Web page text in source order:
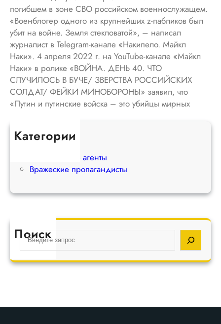
погибшем в зоне СВО российском военнослужащем.
«Военблогер одного из крупнейших z-пабликов был
убит на войне. Земля стекловатой», – написал
журналист в Telegram-канале «Накипело. Майкл
Наки». 4 апреля 2022 г. на YouTube-канале «Майкл
Наки» в ролике «ВОЙНА. ДЕНЬ 40. ЧТО
СЛУЧИЛОСЬ В БУЧЕ/ ЗВЕРСТВА РОССИЙСКИХ
СОЛДАТ/ ФЕЙКИ МИНОБОРОНЫ» заявил, что
«Путин и путинские войска – это убийцы мирных
Категории
Экстремисты
Иностранные агенты
Вражеские пропагандисты
Поиск
S
e
a